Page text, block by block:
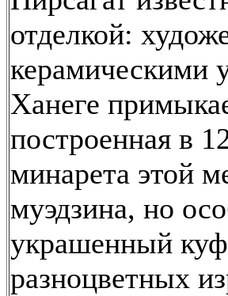
отделкой:
керамическими
Ханеге
построенная в
минарета этой
муэдзина, но
украшенный
разноцветных